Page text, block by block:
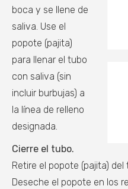
boca y se llene de
saliva. Use el
popote (pajita)
para llenar el tubo
con saliva (sin
incluir burbujas) a
la línea de relleno
designada.
Cierre el tubo.
Retire el popote (pajita)
Deseche el popote en los